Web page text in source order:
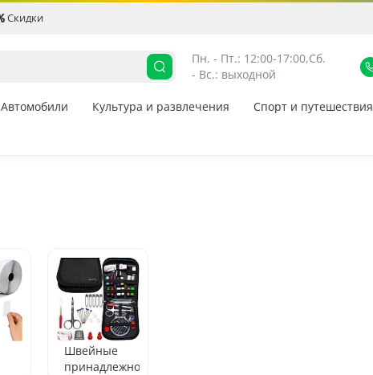
Скидки
Пн. - Пт.: 12:00-17:00,Сб.
- Вс.: выходной
Автомобили Культура и развлечения Спорт и путешествия
Швейные
принадлежности